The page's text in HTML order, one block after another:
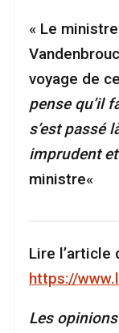
« Le
voyage de
pense qu’il
s’est passé
imprudent
ministre«
Lire l’article
https://
Les